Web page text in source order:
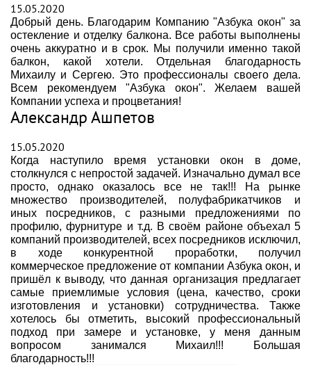
15.05.2020
Добрый день. Благодарим Компанию "Азбука окон" за
остекление и отделку балкона. Все работы выполнены
очень аккуратно и в срок. Мы получили именно такой
балкон, какой хотели. Отдельная благодарность
Михаилу и Сергею. Это профессионалы своего дела.
Всем рекомендуем "Азбука окон". Желаем вашей
Компании успеха и процветания!
Александр Ашпетов
15.05.2020
Когда наступило время установки окон в доме,
столкнулся с непростой задачей. Изначально думал все
просто, однако оказалось все не так!!! На рынке
множество производителей, полуфабрикатчиков и
иных посредников, с разными предложениями по
профилю, фурнитуре и т.д. В своём районе объехал 5
компаний производителей, всех посредников исключил,
в ходе конкурентной проработки, получил
коммерческое предложение от компании Азбука окон, и
пришёл к выводу, что данная организация предлагает
самые приемлимые условия (цена, качество, сроки
изготовления и установки) сотрудничества. Также
хотелось бы отметить, высокий профессиональный
подход при замере и установке, у меня данным
вопросом занимался Михаил!!! Большая
благодарность!!!